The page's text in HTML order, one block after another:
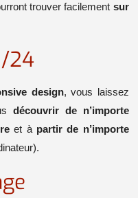
trouver facilement sur
24
design, vous laissez
découvrir de n’importe
et à partir de n’importe